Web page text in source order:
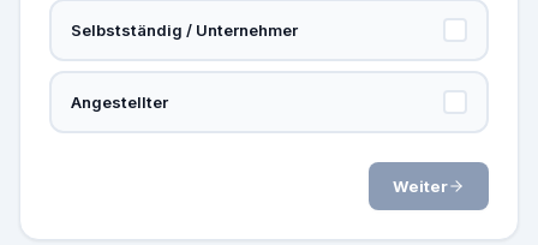
Selbstständig / Unternehmer
Angestellter
Weiter